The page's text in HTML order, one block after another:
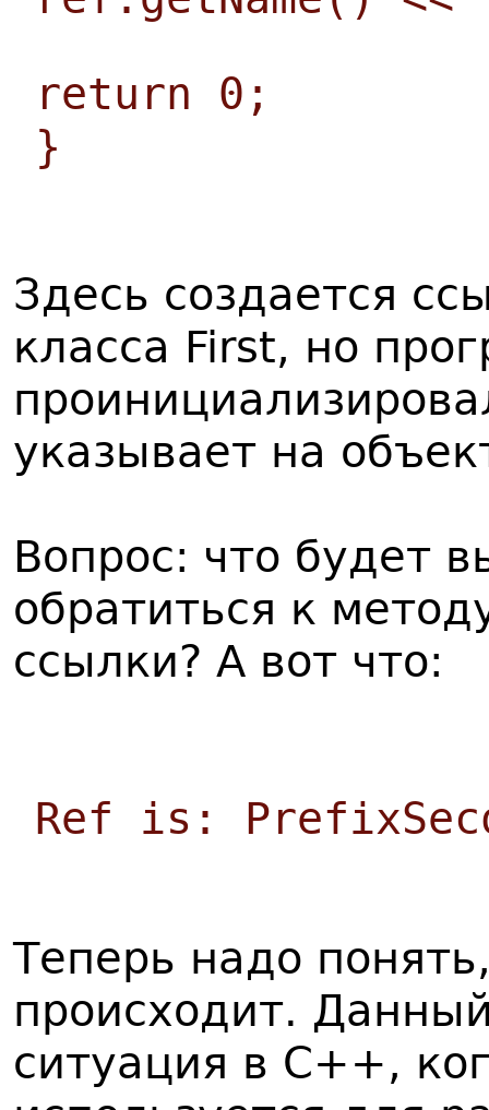
return 0;
}
Здесь создается
класса First, но
указывает на
Вопрос: что будет
обратиться к
ссылки? А вот что:
Ref is:
Теперь надо
происходит.
ситуация в C++,